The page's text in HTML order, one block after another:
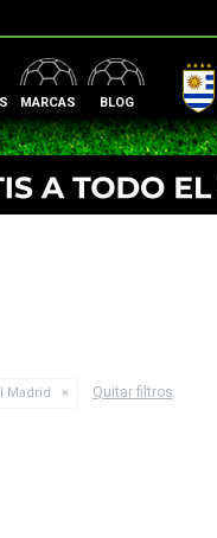
MARCAS BLOG
AUF
Madrid Quitar filtros